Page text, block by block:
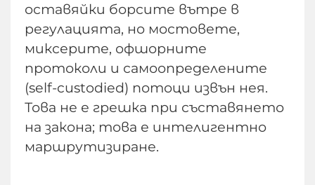
оставяйки борсите вътре в
регулацията, но мостовете,
миксерите, офшорните
протоколи и самоопределените
(self-custodied) потоци извън нея.
Това не е грешка при съставянето
на закона; това е интелигентно
маршрутизиране.